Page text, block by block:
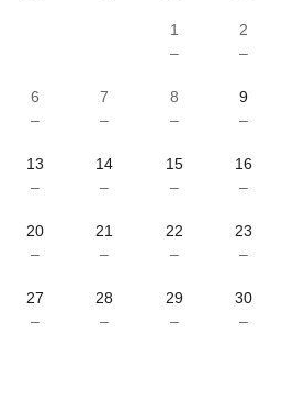
1
–
2
–
6
–
7
–
8
–
9
–
13
–
14
–
15
–
16
–
20
–
21
–
22
–
23
–
27
–
28
–
29
–
30
–